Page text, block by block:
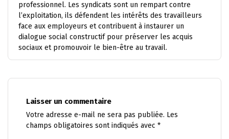
professionnel. Les syndicats sont un rempart contre
l’exploitation, ils défendent les intérêts des travailleurs
face aux employeurs et contribuent à instaurer un
dialogue social constructif pour préserver les acquis
sociaux et promouvoir le bien-être au travail.
Laisser un commentaire
Votre adresse e-mail ne sera pas publiée. Les
champs obligatoires sont indiqués avec *